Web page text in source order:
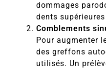
dommages
dents
Comblements
Pour augmenter
des greffons
utilisés. Un